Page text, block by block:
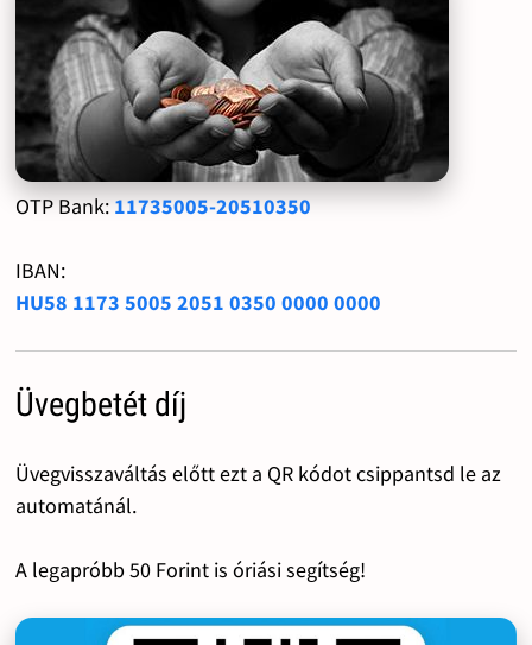
OTP Bank: 11735005-20510350
IBAN:
HU58 1173 5005 2051 0350 0000 0000
Üvegbetét díj
Üvegvisszaváltás előtt ezt a QR kódot csippantsd le az
automatánál.
A legapróbb 50 Forint is óriási segítség!